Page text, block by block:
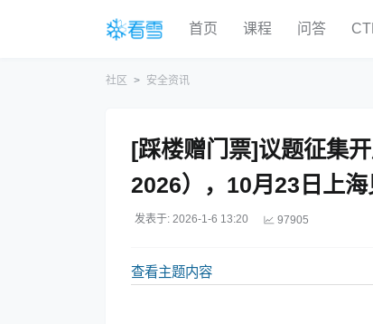
首页 课程 问答
社区 安全资讯
[踩楼赠门票]议题征集
2026），10月23日上海
发表于: 2026-1-6 13:20 97905
查看主题内容